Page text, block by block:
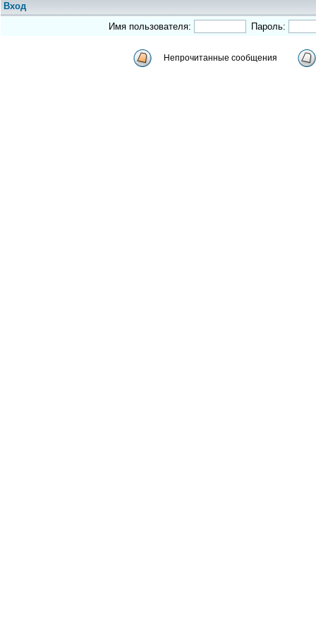
Вход
Имя пользователя:
Пароль:
Непрочитанные сообщения